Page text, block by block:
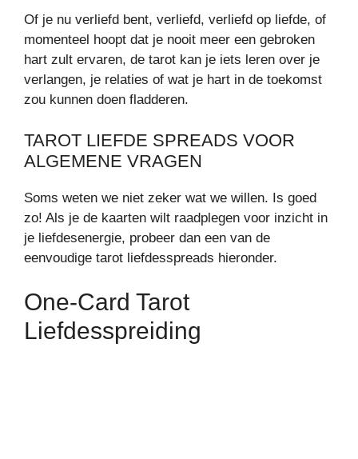
Of je nu verliefd bent, verliefd, verliefd op liefde, of
momenteel hoopt dat je nooit meer een gebroken
hart zult ervaren, de tarot kan je iets leren over je
verlangen, je relaties of wat je hart in de toekomst
zou kunnen doen fladderen.
TAROT LIEFDE SPREADS VOOR
ALGEMENE VRAGEN
Soms weten we niet zeker wat we willen. Is goed
zo! Als je de kaarten wilt raadplegen voor inzicht in
je liefdesenergie, probeer dan een van de
eenvoudige tarot liefdesspreads hieronder.
One-Card Tarot
Liefdesspreiding